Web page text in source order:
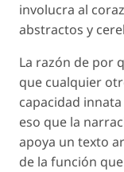
involucra al
abstractos y
La razón de por
que cualquier
capacidad
eso que la
apoya un texto
de la función